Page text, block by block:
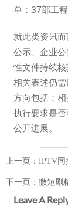
单：37部工程
就此类资讯
公示、企业
性文件持续核
相关表述仍
方向包括：
执行要求是
公开进展。
上一页： IPTV同
下一页： 微短剧
Leave A